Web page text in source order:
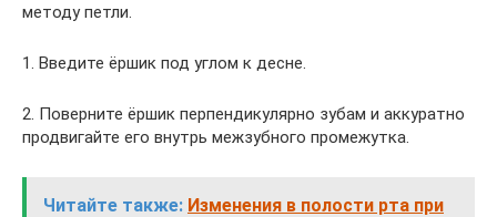
методу петли.
1. Введите ёршик под углом к десне.
2. Поверните ёршик перпендикулярно зубам и аккуратно
продвигайте его внутрь межзубного промежутка.
Читайте также: Изменения в полости рта при